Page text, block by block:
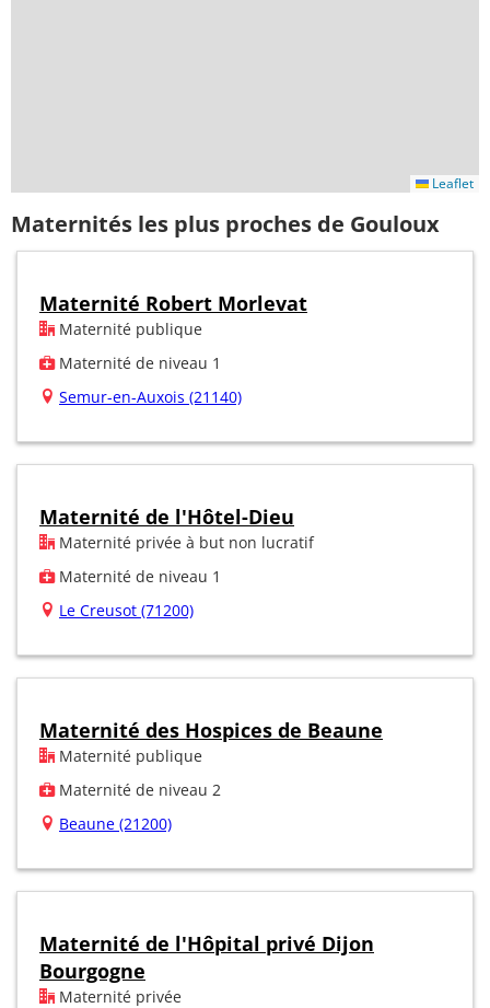
Leaflet
Maternités les plus proches de Gouloux
Maternité Robert Morlevat
Maternité publique
Maternité de niveau 1
Semur-en-Auxois (21140)
Maternité de l'Hôtel-Dieu
Maternité privée à but non lucratif
Maternité de niveau 1
Le Creusot (71200)
Maternité des Hospices de Beaune
Maternité publique
Maternité de niveau 2
Beaune (21200)
Maternité de l'Hôpital privé Dijon
Bourgogne
Maternité privée